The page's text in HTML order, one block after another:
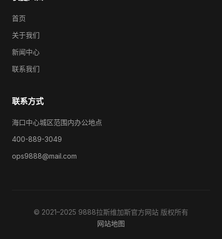
首页
关于我们
新闻中心
联系我们
联系方式
海口中心城区范围内办公地点
400-889-3049
ops9888@mail.com
© 2021–2025 9888拉斯维加斯官方网站 版权所有
网站地图